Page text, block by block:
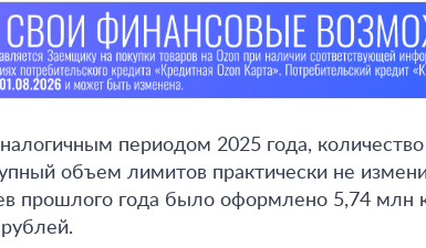
периодом 2025 года,
объем лимитов практически не
прошлого года было оформлено 5,74 млн